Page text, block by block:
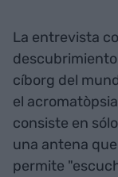
La entrevista
cíborg del
el
consiste en
una antena
permite